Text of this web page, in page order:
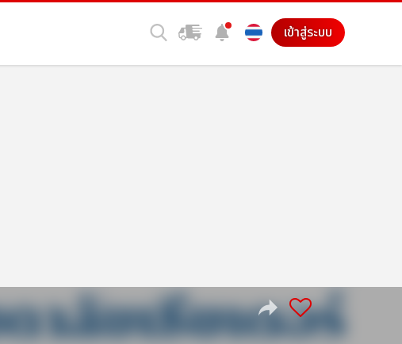
เข้าสู่ระบบ